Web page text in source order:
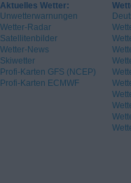
Aktuelles Wetter:
Unwetterwarnungen
Wetter-Radar
Satellitenbilder
Wetter-News
Skiwetter
Profi-Karten GFS (NCEP)
Profi-Karten ECMWF